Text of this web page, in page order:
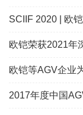
SCIIF 2020 | 欧铠智
欧铠荣获2021年深
欧铠等AGV企业
2017年度中国